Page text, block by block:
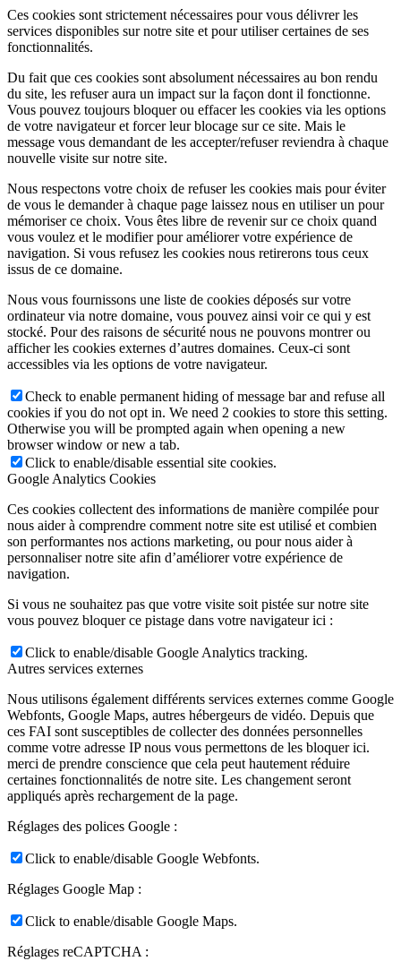
Ces cookies sont strictement nécessaires pour vous délivrer les
services disponibles sur notre site et pour utiliser certaines de ses
fonctionnalités.
Du fait que ces cookies sont absolument nécessaires au bon rendu
du site, les refuser aura un impact sur la façon dont il fonctionne.
Vous pouvez toujours bloquer ou effacer les cookies via les options
de votre navigateur et forcer leur blocage sur ce site. Mais le
message vous demandant de les accepter/refuser reviendra à chaque
nouvelle visite sur notre site.
Nous respectons votre choix de refuser les cookies mais pour éviter
de vous le demander à chaque page laissez nous en utiliser un pour
mémoriser ce choix. Vous êtes libre de revenir sur ce choix quand
vous voulez et le modifier pour améliorer votre expérience de
navigation. Si vous refusez les cookies nous retirerons tous ceux
issus de ce domaine.
Nous vous fournissons une liste de cookies déposés sur votre
ordinateur via notre domaine, vous pouvez ainsi voir ce qui y est
stocké. Pour des raisons de sécurité nous ne pouvons montrer ou
afficher les cookies externes d’autres domaines. Ceux-ci sont
accessibles via les options de votre navigateur.
Check to enable permanent hiding of message bar and refuse all
cookies if you do not opt in. We need 2 cookies to store this setting.
Otherwise you will be prompted again when opening a new
browser window or new a tab.
Click to enable/disable essential site cookies.
Google Analytics Cookies
Ces cookies collectent des informations de manière compilée pour
nous aider à comprendre comment notre site est utilisé et combien
son performantes nos actions marketing, ou pour nous aider à
personnaliser notre site afin d’améliorer votre expérience de
navigation.
Si vous ne souhaitez pas que votre visite soit pistée sur notre site
vous pouvez bloquer ce pistage dans votre navigateur ici :
Click to enable/disable Google Analytics tracking.
Autres services externes
Nous utilisons également différents services externes comme Google
Webfonts, Google Maps, autres hébergeurs de vidéo. Depuis que
ces FAI sont susceptibles de collecter des données personnelles
comme votre adresse IP nous vous permettons de les bloquer ici.
merci de prendre conscience que cela peut hautement réduire
certaines fonctionnalités de notre site. Les changement seront
appliqués après rechargement de la page.
Réglages des polices Google :
Click to enable/disable Google Webfonts.
Réglages Google Map :
Click to enable/disable Google Maps.
Réglages reCAPTCHA :